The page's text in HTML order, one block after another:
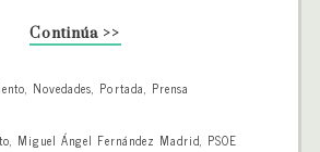
Continúa >>
, Novedades, Portada, Prensa
, Miguel Ángel Fernández Madrid, PSOE